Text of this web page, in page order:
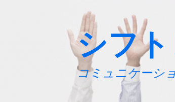
シフ
コミュニケーシ